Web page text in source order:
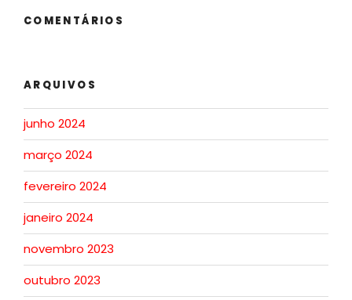
COMENTÁRIOS
ARQUIVOS
junho 2024
março 2024
fevereiro 2024
janeiro 2024
novembro 2023
outubro 2023